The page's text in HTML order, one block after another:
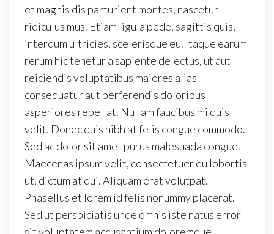
et magnis dis parturient montes, nascetur
ridiculus mus. Etiam ligula pede, sagittis quis,
interdum ultricies, scelerisque eu. Itaque earum
rerum hic tenetur a sapiente delectus, ut aut
reiciendis voluptatibus maiores alias
consequatur aut perferendis doloribus
asperiores repellat. Nullam faucibus mi quis
velit. Donec quis nibh at felis congue commodo.
Sed ac dolor sit amet purus malesuada congue.
Maecenas ipsum velit, consectetuer eu lobortis
ut, dictum at dui. Aliquam erat volutpat.
Phasellus et lorem id felis nonummy placerat.
Sed ut perspiciatis unde omnis iste natus error